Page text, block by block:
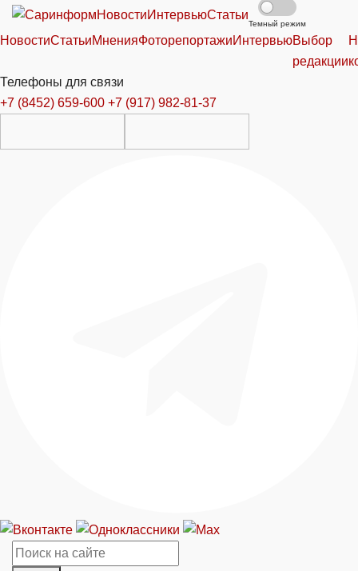
НовостиИнтервьюСтатьи
Темный режим
НовостиСтатьиМненияФоторепортажиИнтервьюВыбор
редакции
Телефоны для связи
+7 (8452) 659-600 +7 (917) 982-81-37